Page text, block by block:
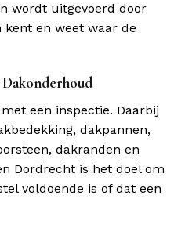
wordt uitgevoerd door
en weet waar de
een inspectie. Daarbij
dakpannen,
dakranden en
Dordrecht is het doel om
voldoende is of dat een